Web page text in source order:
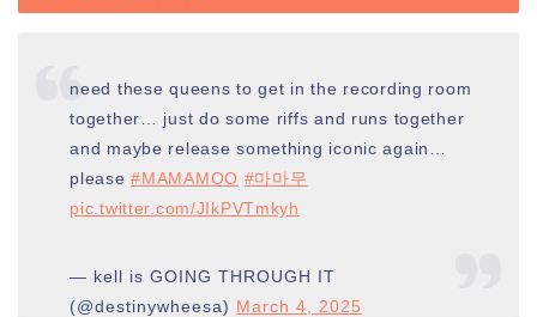
need these queens to get in the recording room
together… just do some riffs and runs together
and maybe release something iconic again…
please#MAMAMOO #마마무
pic.twitter.com/JIkPVTmkyh
— kell is GOING THROUGH IT
(@destinywheesa) March 4, 2025